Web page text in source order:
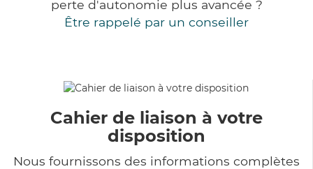
perte d'autonomie plus avancée ?
Être rappelé par un conseiller
Cahier de liaison à votre
disposition
Nous fournissons des informations complètes